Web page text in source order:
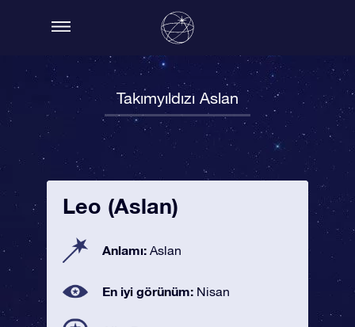
Takımyıldızı Aslan
Leo (Aslan)
Anlamı: Aslan
En iyi görünüm: Nisan